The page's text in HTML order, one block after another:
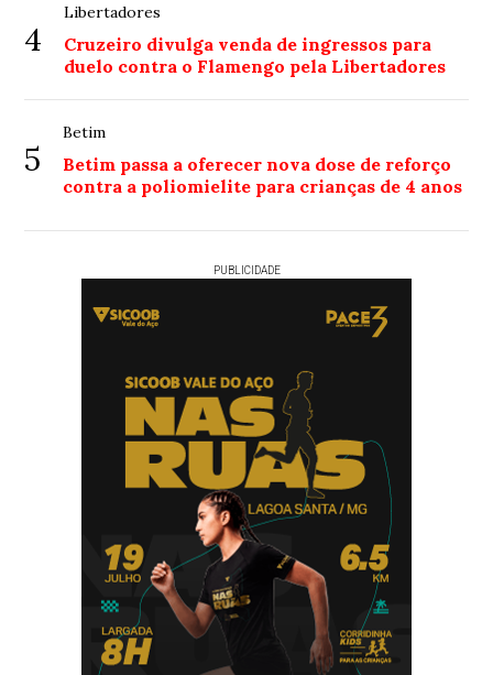
4
Libertadores
Cruzeiro divulga venda de ingressos para
duelo contra o Flamengo pela Libertadores
5
Betim
Betim passa a oferecer nova dose de reforço
contra a poliomielite para crianças de 4 anos
PUBLICIDADE